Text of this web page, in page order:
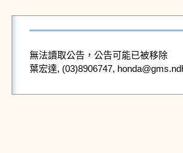
無法讀取公告，公告可能已被移除
葉宏達, (03)8906747,